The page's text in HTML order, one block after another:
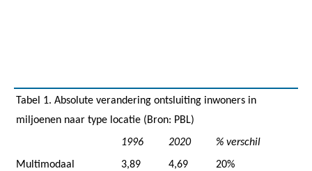
Tabel 1. Absolute verandering ontsluiting inwoners in
miljoenen naar type locatie (Bron: PBL)
1996
2020
% verschil
Multimodaal
3,89 4,69
20%